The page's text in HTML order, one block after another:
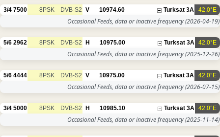
42.0°E
Turksat 3A
10974.60
V
DVB-S2
8PSK
7500
3/4
Occasional Feeds, data or inactive frequency(2026-04-19)
42.0°E
Turksat 3A
10975.00
H
DVB-S2
8PSK
2962
5/6
Occasional Feeds, data or inactive frequency(2025-12-26)
42.0°E
Turksat 3A
10975.00
V
DVB-S2
8PSK
4444
5/6
Occasional Feeds, data or inactive frequency(2026-07-15)
42.0°E
Turksat 3A
10985.10
H
DVB-S2
8PSK
5000
3/4
Occasional Feeds, data or inactive frequency(2025-11-14)